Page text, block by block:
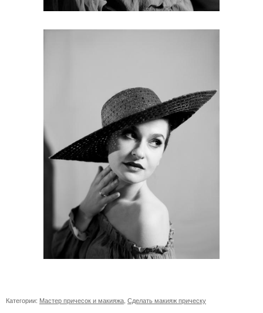
Категории: Мастер причесок и макияжа, Сделать макияж прическу